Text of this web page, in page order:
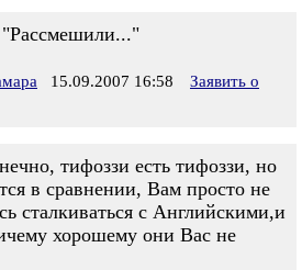
15.09.2007 16:58
Заявить о
тифоззи есть тифоззи, но
в сравнении, Вам просто не
сталкиваться с Английскими,и
хорошему они Вас не